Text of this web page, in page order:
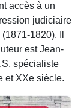
accès à un
judiciaire
1820). Il
est Jean-
spécialiste
et XXe siècle.